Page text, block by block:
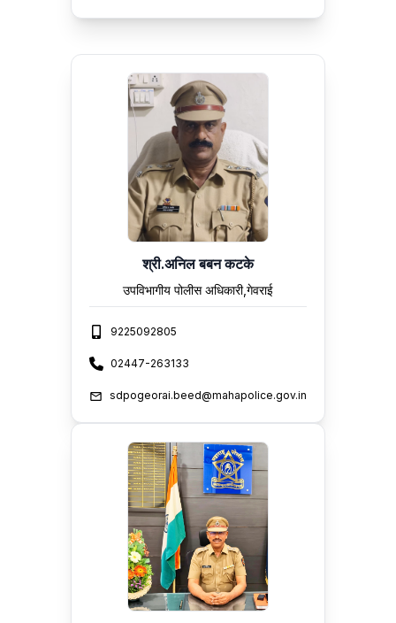
श्री.अनिल बबन कटके
उपविभागीय पोलीस अधिकारी,गेवराई
9225092805
02447-263133
sdpogeorai.beed@mahapolice.gov.in